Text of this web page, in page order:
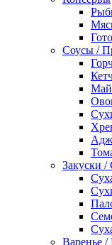
Соусы /
Закуски /
Варенье